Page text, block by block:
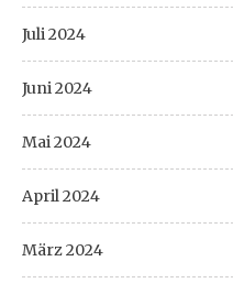
Juli 2024
Juni 2024
Mai 2024
April 2024
März 2024